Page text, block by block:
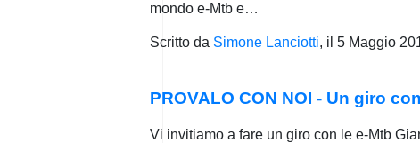
mondo e-Mtb e…
Scritto da Simone Lanciotti, il 5 Maggio
PROVALO CON NOI - Un giro
Vi invitiamo a fare un giro con le e-Mtb